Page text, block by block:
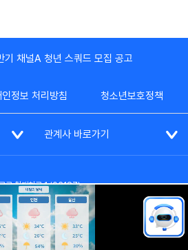
채널A 청년 스쿼드 모집 공고
인정보 처리방침 청소년보호정책
관계사 바로가기
구 청계천로 1 (03187)
업자등록번호: 101-86-62787
자상담실: (02)2020-3100
-0195호
CHANNEL A ALL RIGHTS RESERVED.